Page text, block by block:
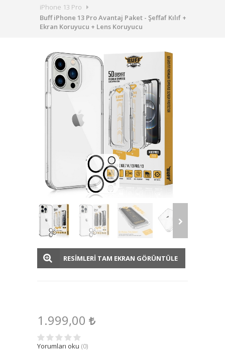
iPhone 13 Pro
Buff iPhone 13 Pro Avantaj Paket - Şeffaf Kılıf +
Ekran Koruyucu + Lens Koruyucu
RESİMLERİ TAM EKRAN GÖRÜNTÜLE
1.999,00
Yorumları oku (0)